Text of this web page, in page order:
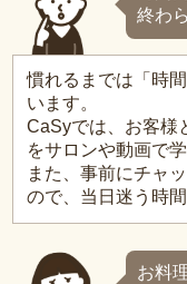
終わ
慣れるまでは「時
います。
CaSyでは、お客様
をサロンや動画で学
また、事前にチャ
ので、当日迷う時
お料